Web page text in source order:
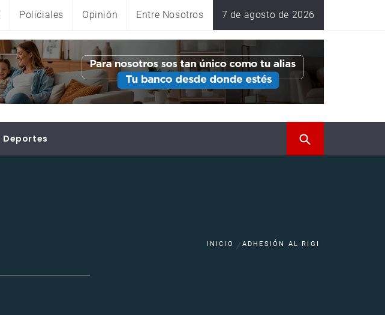
Policiales Opinión Entre Nosotros 7 de agosto de 2026
Deportes
INICIO ADHESIÓN AL RIGI